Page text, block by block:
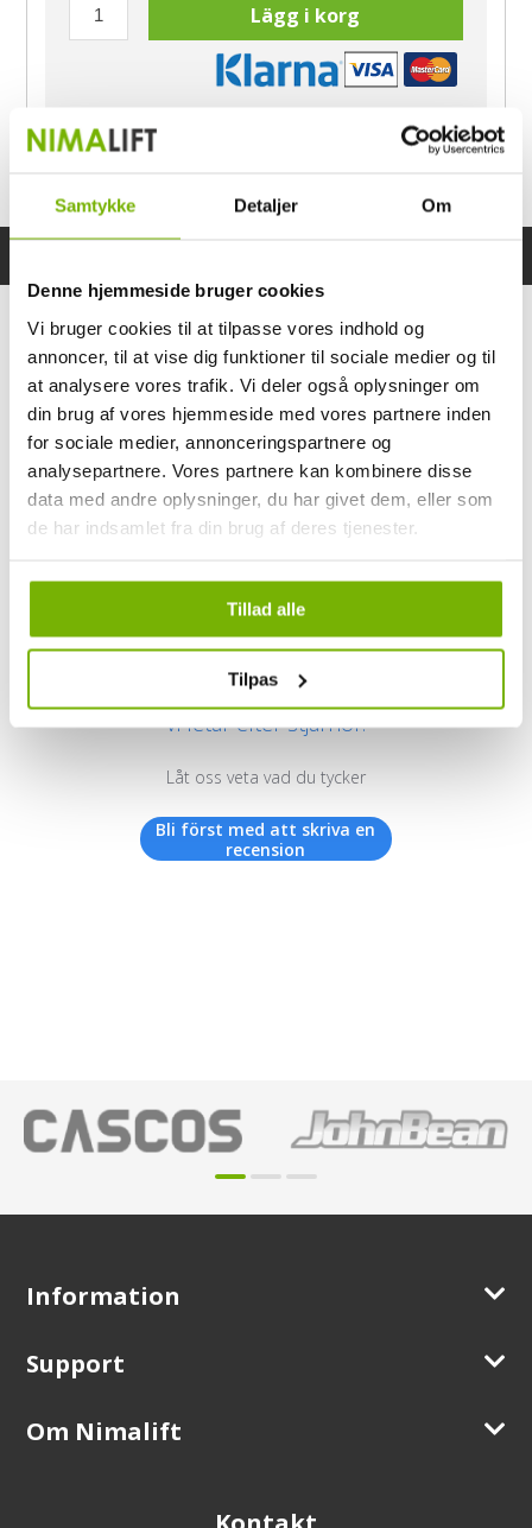
Samtykke Detaljer Om
Denne hjemmeside bruger cookies
Vi bruger cookies til at tilpasse vores indhold og
annoncer, til at vise dig funktioner til sociale medier og til
at analysere vores trafik. Vi deler også oplysninger om
din brug af vores hjemmeside med vores partnere inden
for sociale medier, annonceringspartnere og
analysepartnere. Vores partnere kan kombinere disse
data med andre oplysninger, du har givet dem, eller som
de har indsamlet fra din brug af deres tjenester.
Tillad alle
Tilpas
Lägg i korg
Kundrecensioner
Vi letar efter stjärnor!
Låt oss veta vad du tycker
Bli först med att skriva en
recension
Information
Support
Om Nimalift